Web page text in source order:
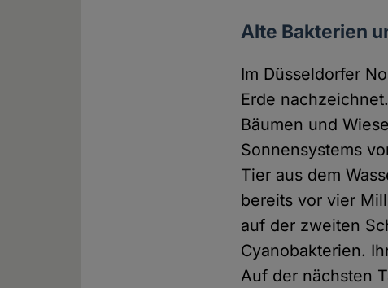
Alte Bakterien
Im Düsseldorfer
Erde
Bäumen und
Sonnensystems
Tier aus dem
bereits vor vier
auf der zweiten
Cyanobakterien.
Auf der nächsten